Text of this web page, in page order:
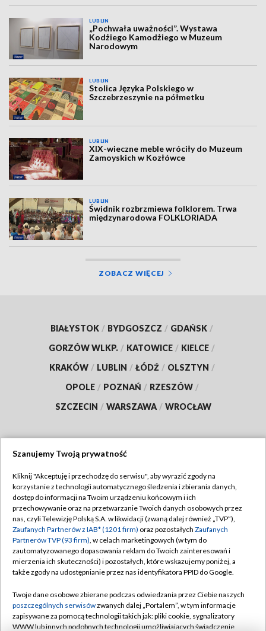
LUBLIN
„Pochwała uważności”. Wystawa
Kodżiego Kamodżiego w Muzeum
Narodowym
LUBLIN
Stolica Języka Polskiego w
Szczebrzeszynie na półmetku
LUBLIN
XIX-wieczne meble wróciły do Muzeum
Zamoyskich w Kozłówce
LUBLIN
Świdnik rozbrzmiewa folklorem. Trwa
międzynarodowa FOLKLORIADA
ZOBACZ WIĘCEJ
BIAŁYSTOK / BYDGOSZCZ / GDAŃSK /
GORZÓW WLKP. / KATOWICE / KIELCE /
KRAKÓW / LUBLIN / ŁÓDŹ / OLSZTYN /
OPOLE / POZNAŃ / RZESZÓW /
SZCZECIN / WARSZAWA / WROCŁAW
TVP
Abonament TVP
Emisja w TVP
Centrum informacji TVP
Naziemna Telewizja Cyfrowa
Rada Programowa
System NOS
Regulamin TVP
Polityka prywatności
Moje zgody
Pomoc
Kontakt
Szanujemy Twoją prywatność
Kliknij "Akceptuję i przechodzę do serwisu", aby wyrazić zgody na
korzystanie z technologii automatycznego śledzenia i zbierania danych,
dostęp do informacji na Twoim urządzeniu końcowym i ich
przechowywanie oraz na przetwarzanie Twoich danych osobowych przez
nas, czyli Telewizję Polską S.A. w likwidacji (zwaną dalej również „TVP”),
Zaufanych Partnerów z IAB* (1201 firm) oraz pozostałych Zaufanych
Partnerów TVP (93 firm), w celach marketingowych (w tym do
zautomatyzowanego dopasowania reklam do Twoich zainteresowań i
mierzenia ich skuteczności) i pozostałych, które wskazujemy poniżej, a
także zgody na udostępnianie przez nas identyfikatora PPID do Google.
Twoje dane osobowe zbierane podczas odwiedzania przez Ciebie naszych
poszczególnych serwisówzwanych dalej „Portalem”, w tym informacje
zapisywane za pomocą technologii takich jak: pliki cookie, sygnalizatory
WWW lub innych podobnych technologii umożliwiających świadczenie